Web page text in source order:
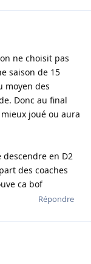
ne choisit pas
saison de 15
moyen des
Donc au final
joué ou aura
en D2
des coaches
ca bof
Répondre